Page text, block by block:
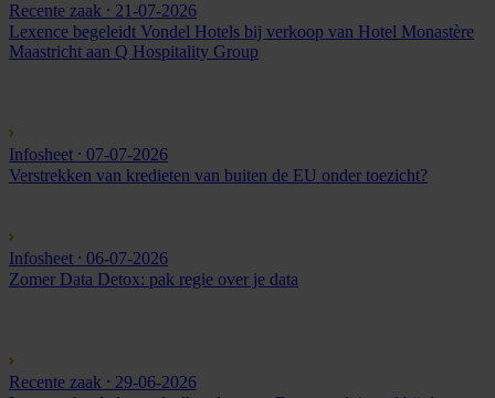
Recente zaak ⸱ 21-07-2026
Lexence begeleidt Vondel Hotels bij verkoop van Hotel Monastère
Maastricht aan Q Hospitality Group
Infosheet ⸱ 07-07-2026
Verstrekken van kredieten van buiten de EU onder toezicht?
Infosheet ⸱ 06-07-2026
Zomer Data Detox: pak regie over je data
Recente zaak ⸱ 29-06-2026